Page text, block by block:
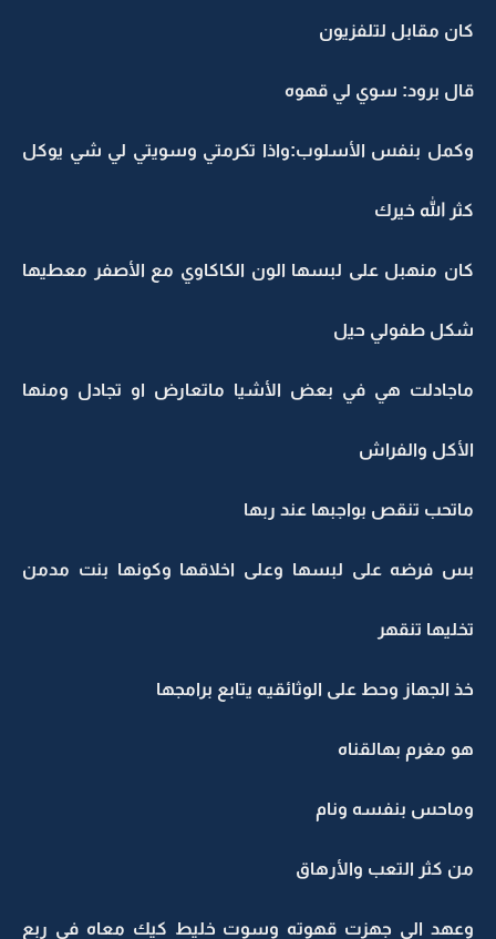
كان مقابل لتلفزيون
قال برود: سوي لي قهوه
وكمل بنفس الأسلوب:واذا تكرمتي وسويتي لي شي يوكل
كثر الله خيرك
كان منهبل على لبسها الون الكاكاوي مع الأصفر معطيها
شكل طفولي حيل
ماجادلت هي في بعض الأشيا ماتعارض او تجادل ومنها
الأكل والفراش
ماتحب تنقص بواجبها عند ربها
بس فرضه على لبسها وعلى اخلاقها وكونها بنت مدمن
تخليها تنقهر
خذ الجهاز وحط على الوثائقيه يتابع برامجها
هو مغرم بهالقناه
وماحس بنفسه ونام
من كثر التعب والأرهاق
وعهد الي جهزت قهوته وسوت خليط كيك معاه في ربع